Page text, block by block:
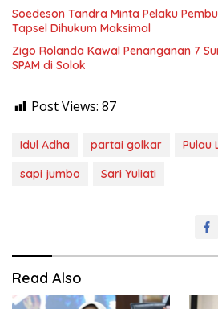
Soedeson Tandra Minta Pelaku
Tapsel Dihukum Maksimal
Zigo Rolanda Kawal Penanganan 7
SPAM di Solok
Post Views: 87
Idul Adha partai golkar
Pulau
sapi jumbo
Sari Yuliati
Read Also